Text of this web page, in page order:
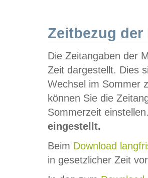
Zeitbezug der
Die Zeitangaben der
Zeit dargestellt. Dies
Wechsel im Sommer
können Sie die
Sommerzeit
eingestellt.
Beim Download
in gesetzlicher Zeit